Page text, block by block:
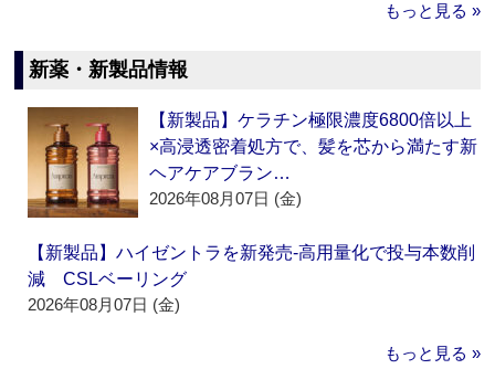
もっと見る »
新薬・新製品情報
【新製品】ケラチン極限濃度6800倍以上
×高浸透密着処方で、髪を芯から満たす新
ヘアケアブラン…
2026年08月07日 (金)
【新製品】ハイゼントラを新発売‐高用量化で投与本数削
減 CSLベーリング
2026年08月07日 (金)
もっと見る »